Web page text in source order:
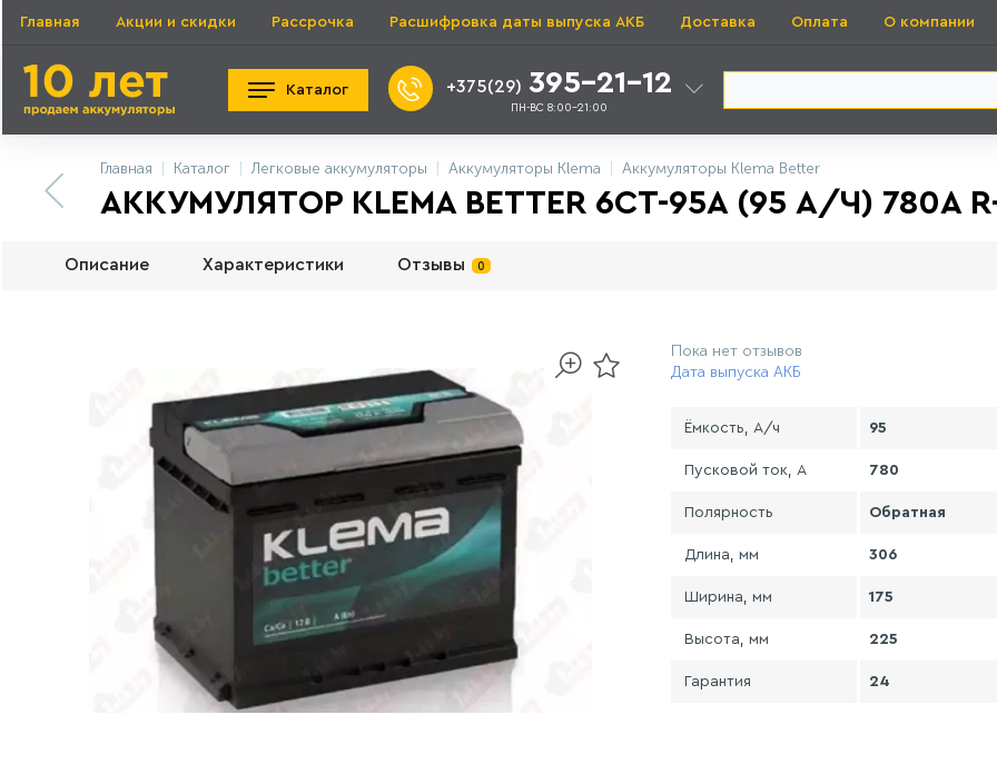
Главная Акции и скидки Рассрочка Расшифровка даты выпуска АКБ Доставка Оплата О компании
Каталог +375(29) 395-21-12
ПН-ВС 8:00-21:00
Главная Каталог Легковые аккумуляторы Аккумуляторы Klema Аккумуляторы Klema Better
АККУМУЛЯТОР KLEMA BETTER 6CТ-95A (95 А/Ч) 780A
Описание Характеристики Отзывы 0
Пока нет отзывов
Дата выпуска АКБ
Ёмкость, А/ч 95
Пусковой ток, А 780
Полярность Обратная
Длина, мм 306
Ширина, мм 175
Высота, мм 225
Гарантия 24